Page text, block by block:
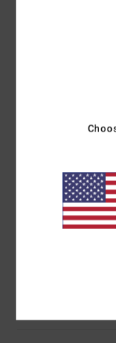
Frauen Weiss
Hike Fit
Bedeckung:
Taille:
Schnitt:Super